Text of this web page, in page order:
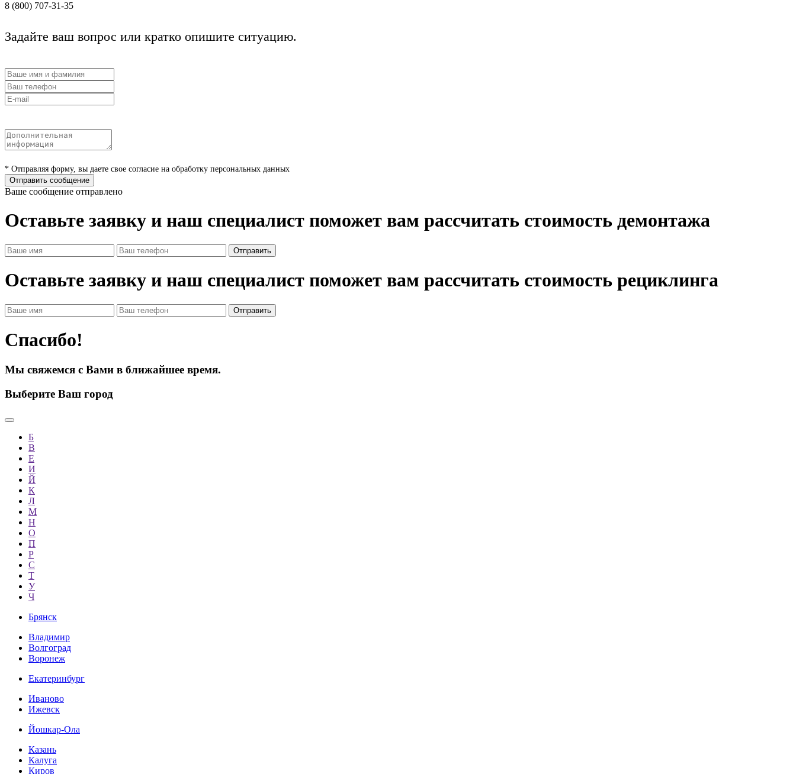
8 (800) 707-31-35
Задайте ваш вопрос или кратко опишите ситуацию.
* Отправляя форму, вы даете свое согласие на обработку персональных данных
Отправить сообщение
Ваше сообщение отправлено
Оставьте заявку и наш специалист поможет вам рассчитать стоимость демонтажа
Оставьте заявку и наш специалист поможет вам рассчитать стоимость рециклинга
Спасибо!
Мы свяжемся с Вами в ближайшее время.
Выберите Ваш город
Б
В
Е
И
Й
К
Л
М
Н
О
П
Р
С
Т
У
Ч
Брянск
Владимир
Волгоград
Воронеж
Екатеринбург
Иваново
Ижевск
Йошкар-Ола
Казань
Калуга
Киров